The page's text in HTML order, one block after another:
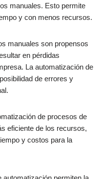
manuales. Esto permite
y con menos recursos.
manuales son propensos
en pérdidas
La automatización de
de errores y
de procesos de
eficiente de los recursos,
y costos para la